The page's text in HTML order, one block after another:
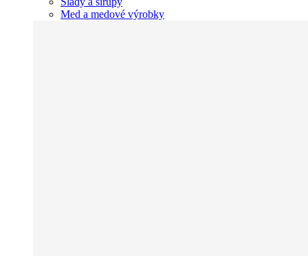
Med a medové výrobky